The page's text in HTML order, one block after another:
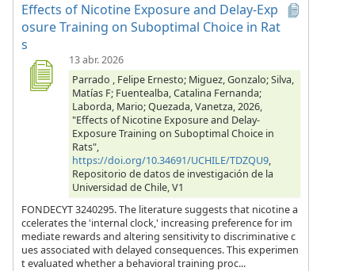
Effects of Nicotine Exposure and Delay-Exp
osure Training on Suboptimal Choice in Rat
s
13 abr. 2026
Parrado , Felipe Ernesto; Miguez, Gonzalo; Silva,
Matías F; Fuentealba, Catalina Fernanda;
Laborda, Mario; Quezada, Vanetza, 2026,
"Effects of Nicotine Exposure and Delay-
Exposure Training on Suboptimal Choice in
Rats",
https://doi.org/10.34691/UCHILE/TDZQU9,
Repositorio de datos de investigación de la
Universidad de Chile, V1
FONDECYT 3240295. The literature suggests that nicotine a
ccelerates the 'internal clock,' increasing preference for im
mediate rewards and altering sensitivity to discriminative c
ues associated with delayed consequences. This experimen
t evaluated whether a behavioral training proc...